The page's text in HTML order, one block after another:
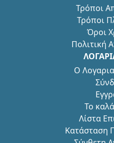
Τρόποι
Τρόποι
Όροι
Πολιτική
Ο
Το
Λίστα
Κατάσταση